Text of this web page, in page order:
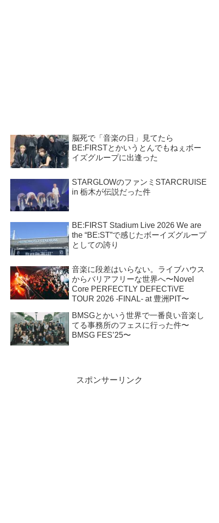
脳死で「音楽の日」見てたら
BE:FIRSTとかいうとんでもねぇボー
イズグループに出逢った
STARGLOWのファンミSTARCRUISE
in 栃木が伝説だった件
BE:FIRST Stadium Live 2026 We are
the “BE:ST”で感じたボーイズグループ
としての誇り
音楽に段差はいらない。ライブハウス
からバリアフリーな世界へ〜Novel
Core PERFECTLY DEFECTiVE
TOUR 2026 -FINAL- at 豊洲PIT〜
BMSGとかいう世界で一番良い音楽し
てる事務所のフェスに行った件〜
BMSG FES’25〜
スポンサーリンク